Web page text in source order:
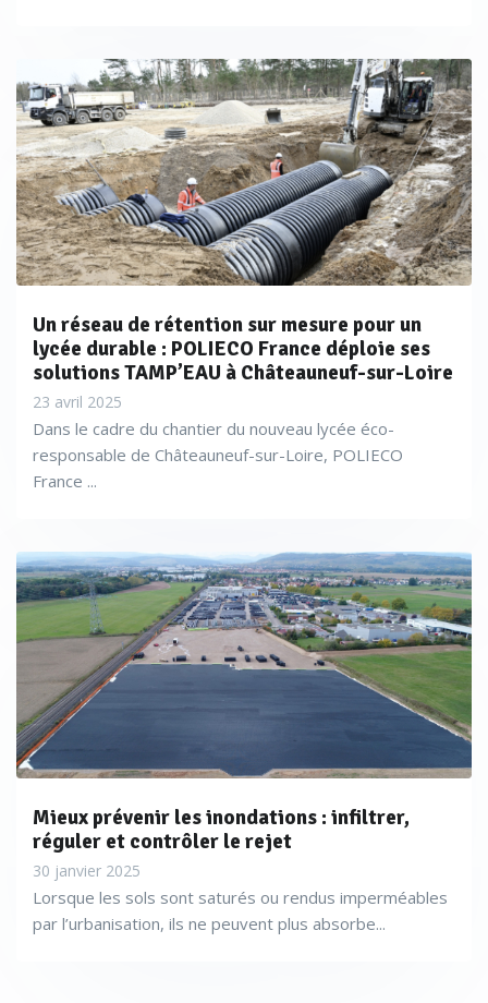
Un réseau de rétention sur mesure pour un
lycée durable : POLIECO France déploie ses
solutions TAMP’EAU à Châteauneuf-sur-Loire
23 avril 2025
Dans le cadre du chantier du nouveau lycée éco-
responsable de Châteauneuf-sur-Loire, POLIECO
France ...
Mieux prévenir les inondations : infiltrer,
réguler et contrôler le rejet
30 janvier 2025
Lorsque les sols sont saturés ou rendus imperméables
par l’urbanisation, ils ne peuvent plus absorbe...